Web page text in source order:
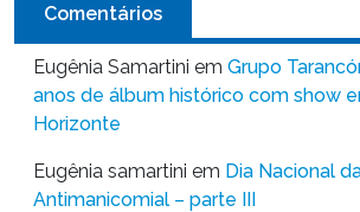
Comentários
Eugênia Samartini em Grupo
anos de álbum histórico com show
Horizonte
Eugênia samartini em Dia Nacional
Antimanicomial – parte III